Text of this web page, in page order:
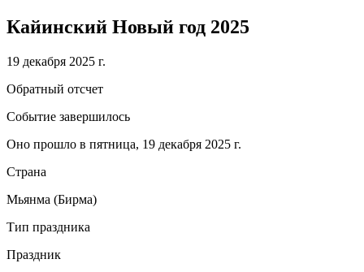
Кайинский Новый год 2025
19 декабря 2025 г.
Обратный отсчет
Событие завершилось
Оно прошло в пятница, 19 декабря 2025 г.
Страна
Мьянма (Бирма)
Тип праздника
Праздник